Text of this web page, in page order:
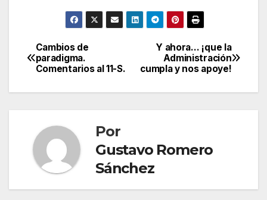
Navegación
de
Y ahora… ¡que la
Administración
cumpla y nos apoye!
Cambios de
paradigma.
Comentarios al 11-S.
Por
Gustavo Romero
Sánchez